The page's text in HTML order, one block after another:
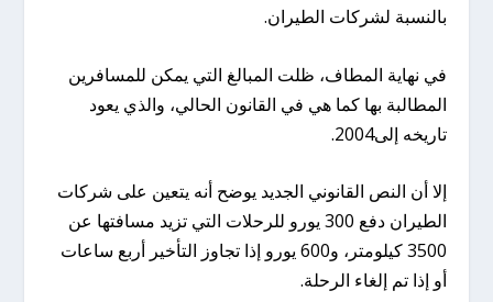
بالنسبة لشركات الطيران.
في نهاية المطاف، ظلت المبالغ التي يمكن للمسافرين
المطالبة بها كما هي في القانون الحالي، والذي يعود
تاريخه إلى2004.
إلا أن النص القانوني الجديد يوضح أنه يتعين على شركات
الطيران دفع 300 يورو للرحلات التي تزيد مسافتها عن
3500 كيلومتر، و600 يورو إذا تجاوز التأخير أربع ساعات
أو إذا تم إلغاء الرحلة.